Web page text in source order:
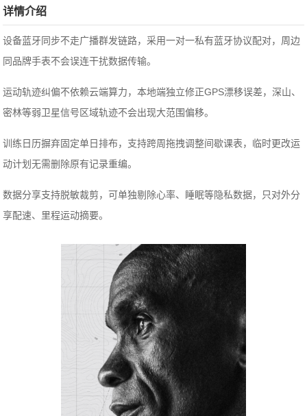
详情介绍
设备蓝牙同步不走广播群发链路，采用一对一私有蓝牙协议配对，周边
同品牌手表不会误连干扰数据传输。
运动轨迹纠偏不依赖云端算力，本地端独立修正GPS漂移误差，深山、
密林等弱卫星信号区域轨迹不会出现大范围偏移。
训练日历摒弃固定单日排布，支持跨周拖拽调整间歇课表，临时更改运
动计划无需删除原有记录重编。
数据分享支持脱敏裁剪，可单独剔除心率、睡眠等隐私数据，只对外分
享配速、里程运动摘要。